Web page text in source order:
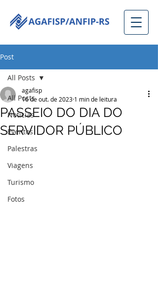
Post
All Posts
Notícias
Eventos
Palestras
Viagens
Turismo
Fotos
All Posts
PASSEIO DO DIA DO
SERVIDOR PÚBLICO
agafisp
16 de out. de 2023 1 min de leitura